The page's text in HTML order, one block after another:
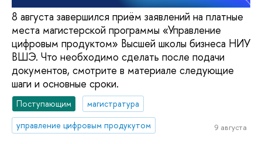
8 августа завершился приём заявлений на платные
места магистерской программы «Управление
цифровым продуктом» Высшей школы бизнеса НИУ
ВШЭ. Что необходимо сделать после подачи
документов, смотрите в материале следующие
шаги и основные сроки.
Поступающим
магистратура
управление цифровым продукутом
9 августа